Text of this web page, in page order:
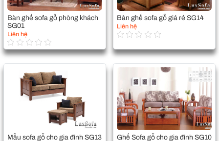
Bàn ghế sofa gỗ phòng khách
SG01
Liên hệ
Bàn ghế sofa gỗ giá rẻ SG14
Liên hệ
Mẫu sofa gỗ cho gia đình SG13 Ghế Sofa gỗ cho gia đình SG10